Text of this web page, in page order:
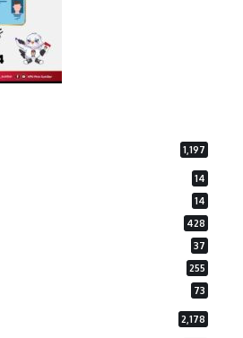
1,197
14
14
428
37
255
73
2,178